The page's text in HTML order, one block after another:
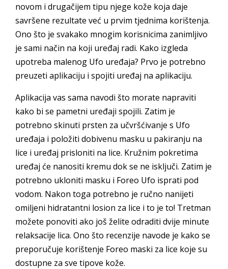
novom i drugačijem tipu njege kože koja daje
savršene rezultate već u prvim tjednima korištenja.
Ono što je svakako mnogim korisnicima zanimljivo
je sami način na koji uređaj radi. Kako izgleda
upotreba malenog Ufo uređaja? Prvo je potrebno
preuzeti aplikaciju i spojiti uređaj na aplikaciju.
Aplikacija vas sama navodi što morate napraviti
kako bi se pametni uređaji spojili. Zatim je
potrebno skinuti prsten za učvršćivanje s Ufo
uređaja i položiti dobivenu masku u pakiranju na
lice i uređaj prisloniti na lice. Kružnim pokretima
uređaj će nanositi kremu dok se ne isključi. Zatim je
potrebno ukloniti masku i Foreo Ufo isprati pod
vodom. Nakon toga potrebno je ručno nanijeti
omiljeni hidratantni losion za lice i to je to! Tretman
možete ponoviti ako još želite odraditi dvije minute
relaksacije lica. Ono što recenzije navode je kako se
preporučuje korištenje Foreo maski za lice koje su
dostupne za sve tipove kože.